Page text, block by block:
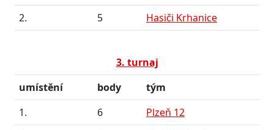
2.
5 Hasiči Krhanice
3. turnaj
umístění
body
tým
1.
6
Plzeň 12